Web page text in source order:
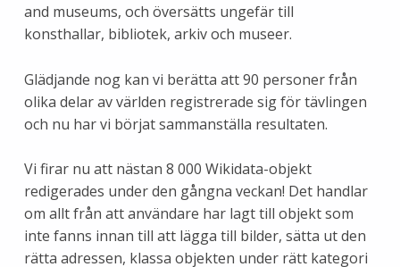
and museums, och översätts ungefär till
konsthallar, bibliotek, arkiv och museer.
Glädjande nog kan vi berätta att 90 personer från
olika delar av världen registrerade sig för tävlingen
och nu har vi börjat sammanställa resultaten.
Vi firar nu att nästan 8 000 Wikidata-objekt
redigerades under den gångna veckan! Det handlar
om allt från att användare har lagt till objekt som
inte fanns innan till att lägga till bilder, sätta ut den
rätta adressen, klassa objekten under rätt kategori